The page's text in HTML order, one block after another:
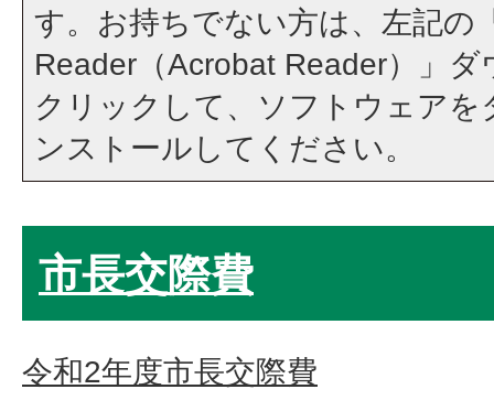
す。お持ちでない方は、左記の
Reader（Acrobat Reader）」
クリックして、ソフトウェア
ンストールしてください。
市長交際費
令和2年度市長交際費